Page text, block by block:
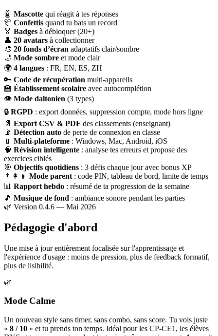
🤖 Mascotte qui réagit à tes réponses
🎊 Confettis quand tu bats un record
🏅 Badges à débloquer (20+)
👤 20 avatars à collectionner
🎨 20 fonds d’écran adaptatifs clair/sombre
🌙 Mode sombre et mode clair
🌍 4 langues : FR, EN, ES, ZH
🔑 Code de récupération multi-appareils
🏫 Établissement scolaire avec autocomplétion
👁 Mode daltonien (3 types)
🔒 RGPD : export données, suppression compte, mode hors ligne
📄 Export CSV & PDF des classements (enseignant)
📡 Détection auto de perte de connexion en classe
📱 Multi-plateforme : Windows, Mac, Android, iOS
🧠 Révision intelligente : analyse tes erreurs et propose des
exercices ciblés
🎯 Objectifs quotidiens : 3 défis chaque jour avec bonus XP
👨‍👩‍👧 Mode parent : code PIN, tableau de bord, limite de temps
📊 Rapport hebdo : résumé de ta progression de la semaine
🎵 Musique de fond : ambiance sonore pendant les parties
🌿 Version 0.4.6 — Mai 2026
Pédagogie d'abord
Une mise à jour entièrement focalisée sur l'apprentissage et
l'expérience d'usage : moins de pression, plus de feedback formatif,
plus de lisibilité.
🌿
Mode Calme
Un nouveau style sans timer, sans combo, sans score. Tu vois juste
« 8 / 10 » et tu prends ton temps. Idéal pour les CP-CE1, les élèves